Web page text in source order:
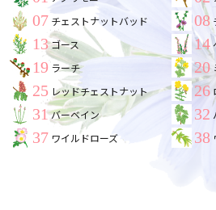
07 チェストナットバッド 08
13ゴース 14
19 ラーチ 20
25 レッドチェストナット 26
31バーベイン 32
37 ワイルドローズ 38